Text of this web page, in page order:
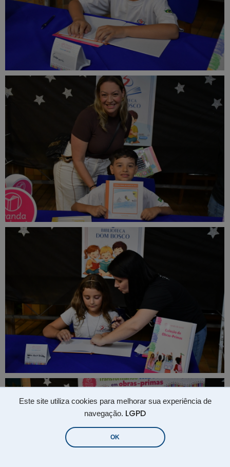
Este site utiliza cookies para melhorar sua experiência de
navegação. LGPD
OK